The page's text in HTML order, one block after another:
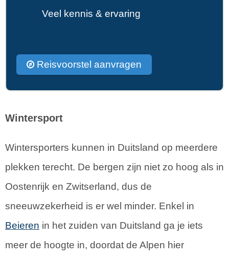
Veel kennis & ervaring
Reisvoorstel aanvragen
Wintersport
Wintersporters kunnen in Duitsland op meerdere
plekken terecht. De bergen zijn niet zo hoog als in
Oostenrijk en Zwitserland, dus de
sneeuwzekerheid is er wel minder. Enkel in
Beieren in het zuiden van Duitsland ga je iets
meer de hoogte in, doordat de Alpen hier